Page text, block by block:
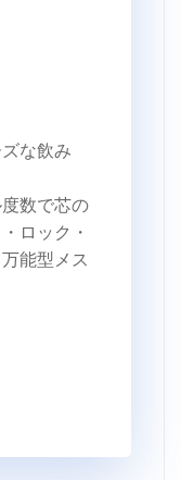
な飲み
数で芯の
ロック・
能型メス